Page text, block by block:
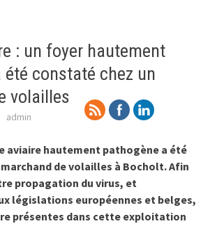
: un foyer hautement
été constaté chez un
volailles
admin
aviaire hautement pathogène a été
de volailles à Bocholt. Afin
propagation du virus, et
législations européennes et belges,
présentes dans cette exploitation